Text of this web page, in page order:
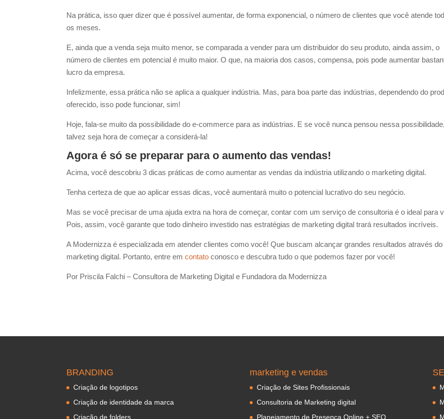
Na prática, isso quer dizer que é possível aumentar, de forma exponencial, o número de clientes que você atende
os meses.
E, ainda que a venda seja muito menor, se comparada a vender para um distribuidor do seu produto, ainda assim, o
número de clientes em potencial é muito maior. O que, na maioria dos casos, compensa, pois pode aumentar
lucro da empresa.
Infelizmente, essa prática não se aplica a qualquer indústria. Mas, para boa parte das indústrias, dependendo do
oferecido, isso pode funcionar, sim!
Hoje, fala-se muito da possibilidade do e-commerce para as indústrias. E se você nunca pensou nessa possibilidade,
talvez seja hora de começar a considerá-la!
Agora é só se preparar para o aumento das vendas!
Acima, você descobriu 3 dicas práticas de como aumentar as vendas da indústria utilizando o marketing digital.
Tenha certeza de que ao aplicar essas dicas, você aumentará muito o potencial lucrativo do seu negócio.
Mas se você precisar de uma ajuda extra na hora de começar, contar com um serviço de consultoria é o ideal para
Pois, assim, você garante que todo dinheiro investido nas estratégias de marketing digital trará resultados incríveis.
A Modernizza é especializada em atender clientes como você! Que buscam alcançar grandes resultados através do
marketing digital. Portanto, entre emcontato conosco e descubra tudo o que podemos fazer por você!
Por Priscila Falchi – Consultora de Marketing Digital e Fundadora da Modernizza
BRANDING
Criação de logotipos
Criação de identidade da marca
Criação de folders
marketing e vendas
Criação de Sites Profissionais
Consultoria de Marketing digital
Planejamento de Presença Online + SEO